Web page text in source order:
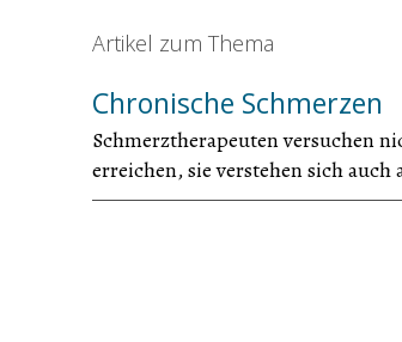
Artikel zum Thema
Chronische Schmerzen
Schmerztherapeuten versuchen
erreichen, sie verstehen sich